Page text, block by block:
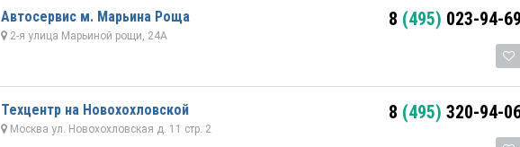
Автосервис м. Марьина Роща
2-я улица Марьиной рощи, 24А
8 (495) 023-94-69
Техцентр на Новохохловской
Москва ул. Новохохловская д. 11 стр. 2
8 (495) 320-94-